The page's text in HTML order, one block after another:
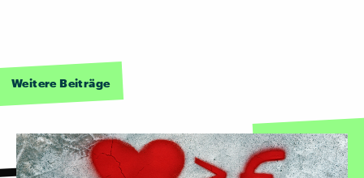
Weitere Beiträge